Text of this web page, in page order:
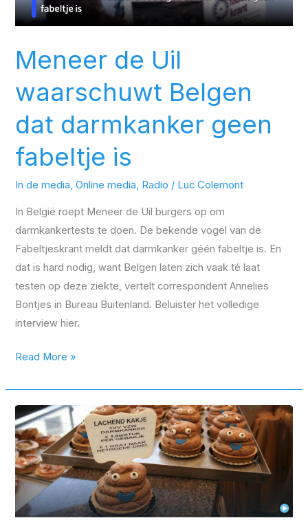
Meneer de Uil
waarschuwt Belgen
dat darmkanker geen
fabeltje is
In de media,Online media, Radio / Luc Colemont
In België roept Meneer de Uil burgers op om
darmkankertests te doen. De bekende vogel van de
Fabeltjeskrant meldt dat darmkanker géén fabeltje is. En
dat is hard nodig, want Belgen laten zich vaak té laat
testen op deze ziekte, vertelt correspondent Annelies
Bontjes in Bureau Buitenland. Beluister het volledige
interview hier.
Belgen
dat
geen
is
Read More »
Bakker
Gerry
uit
Eksaarde
bakt
‘lachende